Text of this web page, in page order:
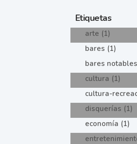
Etiquetas
arte (1)
bares (1)
bares
cultura (1)
cultura-
disquerías (1)
economía (1)